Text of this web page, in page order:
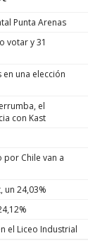
Punta Arenas
votar y 31
una elección
el
con Kast
por Chile van a
un 24,03%
el Liceo Industrial